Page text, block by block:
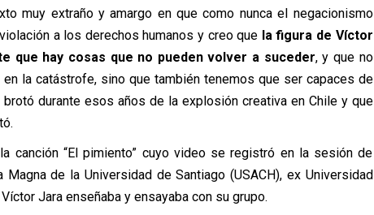
muy extraño y amargo en que como nunca el negacionismo
a los derechos humanos y creo que la figura de Víctor
que hay cosas que no pueden volver a suceder, y que no
la catástrofe, sino que también tenemos que ser capaces de
durante esos años de la explosión creativa en Chile y que
canción “El pimiento” cuyo video se registró en la sesión de
de la Universidad de Santiago (USACH), ex Universidad
Jara enseñaba y ensayaba con su grupo.